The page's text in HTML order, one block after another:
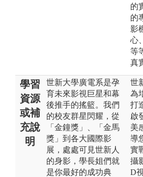
的
的
影
心
等
真
學習
資源
或補
充說
明
世新大學廣電系是孕
育未來影視巨星和幕
後推手的搖籃。我們
的校友群星閃耀，從
「金鐘獎」、「金馬
獎」到各大國際影
展，處處可見世新人
的身影，學長姐們就
是你最好的成功典
世
為
打
啟
美
導
實
攝
D